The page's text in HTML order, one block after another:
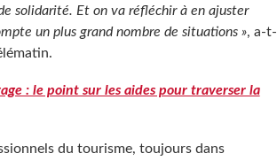
solidarité. Et on va réfléchir à en ajuster
un plus grand nombre de situations », a-t-
: le point sur les aides pour traverser la
du tourisme, toujours dans